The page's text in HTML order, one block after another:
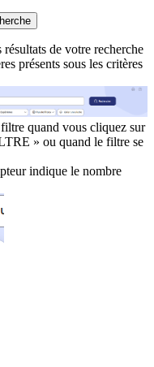
de votre recherche
présents sous les critères
quand vous cliquez sur
» ou quand le filtre se
indique le nombre